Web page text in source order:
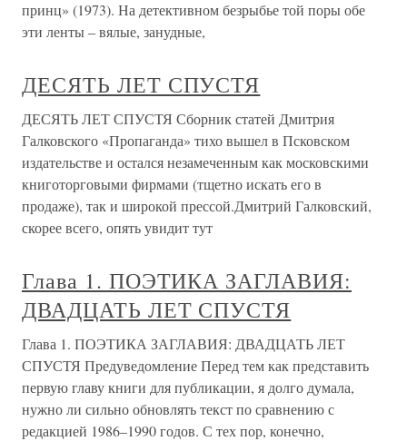
принц» (1973). На детективном безрыбье той поры обе
эти ленты – вялые, занудные,
ДЕСЯТЬ ЛЕТ СПУСТЯ
ДЕСЯТЬ ЛЕТ СПУСТЯ Сборник статей Дмитрия
Галковского «Пропаганда» тихо вышел в Псковском
издательстве и остался незамеченным как московскими
книготорговыми фирмами (тщетно искать его в
продаже), так и широкой прессой.Дмитрий Галковский,
скорее всего, опять увидит тут
Глава 1. ПОЭТИКА ЗАГЛАВИЯ:
ДВАДЦАТЬ ЛЕТ СПУСТЯ
Глава 1. ПОЭТИКА ЗАГЛАВИЯ: ДВАДЦАТЬ ЛЕТ
СПУСТЯ Предуведомление Перед тем как представить
первую главу книги для публикации, я долго думала,
нужно ли сильно обновлять текст по сравнению с
редакцией 1986–1990 годов. С тех пор, конечно,